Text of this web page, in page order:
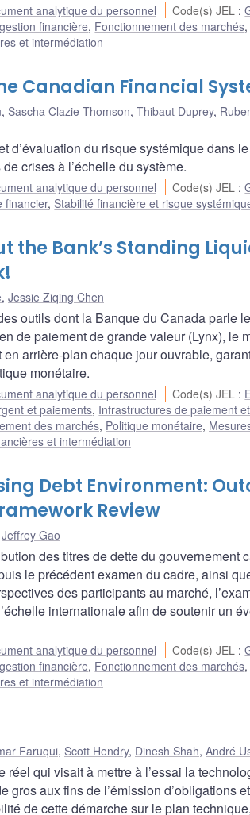
analytique du personnel Code(s) JEL :
financière, Fonctionnement des marchés
et intermédiation
Canadian Financial
, Sascha Clazie-Thomson, Thibaut Duprey,
d’évaluation du risque systémique dans
crises à l’échelle du système.
analytique du personnel Code(s) JEL :
financier, Stabilité financière et risque
the Bank’s Standing
, Jessie Ziqing Chen
outils dont la Banque du Canada parle
de paiement de grande valeur (Lynx), le
arrière-plan chaque jour ouvrable,
monétaire.
analytique du personnel Code(s) JEL :
et paiements, Infrastructures de paiement
des marchés, Politique monétaire,
et intermédiation
Debt Environment:
Review
Jeffrey Gao
des titres de dette du gouvernement
le précédent examen du cadre, ainsi
des participants au marché,
internationale afin de soutenir un
analytique du personnel Code(s) JEL :
financière, Fonctionnement des marchés
et intermédiation
Faruqui, Scott Hendry, Dinesh Shah, André
qui visait à mettre à l’essai la
aux fins de l’émission d’obligations
de cette démarche sur le plan